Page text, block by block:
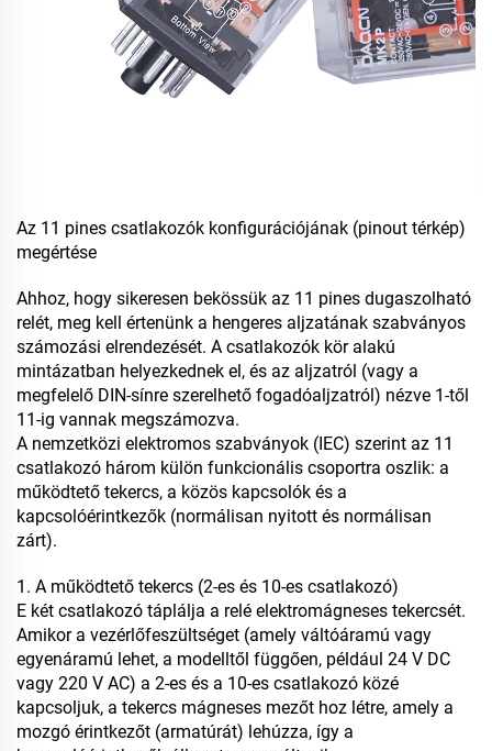
Az 11 pines csatlakozók konfigurációjának (pinout térkép)
megértése
Ahhoz, hogy sikeresen bekössük az 11 pines dugaszolható
relét, meg kell értenünk a hengeres aljzatának szabványos
számozási elrendezését. A csatlakozók kör alakú
mintázatban helyezkednek el, és az aljzatról (vagy a
megfelelő DIN-sínre szerelhető fogadóaljzatról) nézve 1-től
11-ig vannak megszámozva.
A nemzetközi elektromos szabványok (IEC) szerint az 11
csatlakozó három külön funkcionális csoportra oszlik: a
működtető tekercs, a közös kapcsolók és a
kapcsolóérintkezők (normálisan nyitott és normálisan
zárt).
1. A működtető tekercs (2-es és 10-es csatlakozó)
E két csatlakozó táplálja a relé elektromágneses tekercsét.
Amikor a vezérlőfeszültséget (amely váltóáramú vagy
egyenáramú lehet, a modelltől függően, például 24 V DC
vagy 220 V AC) a 2-es és a 10-es csatlakozó közé
kapcsoljuk, a tekercs mágneses mezőt hoz létre, amely a
mozgó érintkezőt (armatúrát) lehúzza, így a